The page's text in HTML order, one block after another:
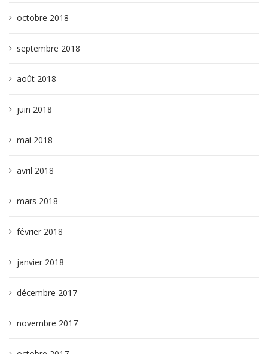
octobre 2018
septembre 2018
août 2018
juin 2018
mai 2018
avril 2018
mars 2018
février 2018
janvier 2018
décembre 2017
novembre 2017